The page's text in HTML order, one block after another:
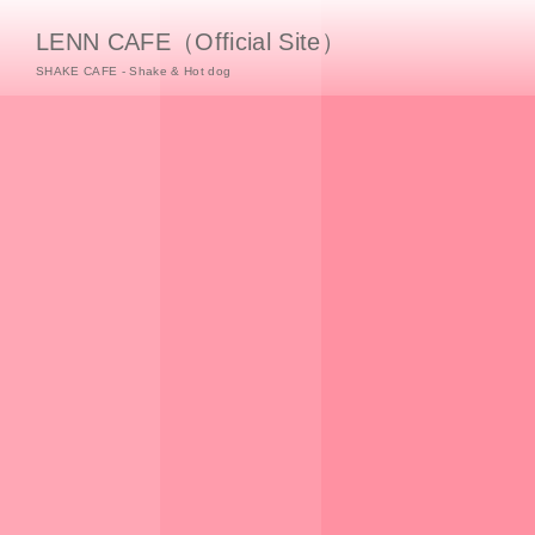
LENN CAFE（Official Site）
SHAKE CAFE - Shake & Hot dog